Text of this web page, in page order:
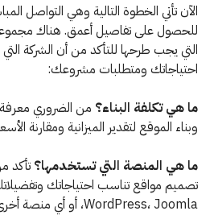
الآن تأتي الخطوة التالية وهي التواصل
للحصول على تفاصيل أعمق. هناك
التي يجب طرحها للتأكد من أن الشركة
احتياجاتك ومتطلبات مشروعك:
ما هي تكلفة البناء؟ من الضروري معرفة
وبناء الموقع لتقدير الميزانية ومقارنة
ما هي المنصة التي تستخدمها؟ تأكد
تصميم مواقع تناسب احتياجاتك
WordPress، Joomla، أو أي منصة أخرى.